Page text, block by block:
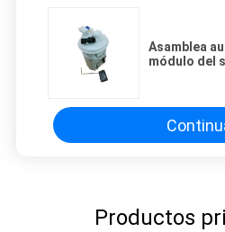
Asamblea
módulo del
Productos